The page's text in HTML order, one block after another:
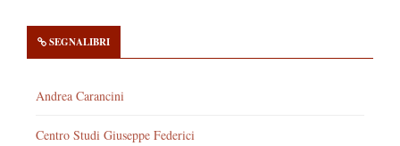
SEGNALIBRI
Andrea Carancini
Centro Studi Giuseppe Federici